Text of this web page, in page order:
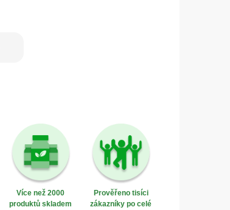
Více než 2000
produktů skladem
Prověřeno tisíci
zákazníky po celé